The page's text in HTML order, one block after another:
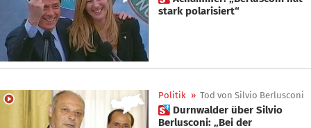
stark polarisiert“
Politik » Tod von Silvio Berlusconi
 Durnwalder über Silvio
Berlusconi: „Bei der